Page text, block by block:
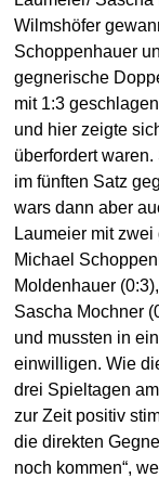
Wilmshöfer
Schoppenhauer
gegnerische
mit 1:3
und hier zeigte
überfordert
im fünften Satz
wars dann aber
Laumeier mit
Michael
Moldenhauer
Sascha Mochner
und mussten in
einwilligen. Wie
drei Spieltagen
zur Zeit positiv
die direkten
noch kommen“,